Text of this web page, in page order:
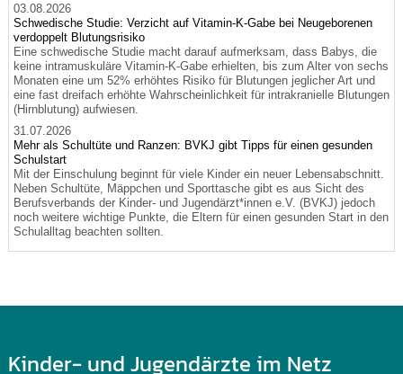
03.08.2026
Schwedische Studie: Verzicht auf Vitamin-K-Gabe bei Neugeborenen
verdoppelt Blutungsrisiko
Eine schwedische Studie macht darauf aufmerksam, dass Babys, die
keine intramuskuläre Vitamin-K-Gabe erhielten, bis zum Alter von sechs
Monaten eine um 52% erhöhtes Risiko für Blutungen jeglicher Art und
eine fast dreifach erhöhte Wahrscheinlichkeit für intrakranielle Blutungen
(Hirnblutung) aufwiesen.
31.07.2026
Mehr als Schultüte und Ranzen: BVKJ gibt Tipps für einen gesunden
Schulstart
Mit der Einschulung beginnt für viele Kinder ein neuer Lebensabschnitt.
Neben Schultüte, Mäppchen und Sporttasche gibt es aus Sicht des
Berufsverbands der Kinder- und Jugendärzt*innen e.V. (BVKJ) jedoch
noch weitere wichtige Punkte, die Eltern für einen gesunden Start in den
Schulalltag beachten sollten.
Kinder- und Jugendärzte im Netz